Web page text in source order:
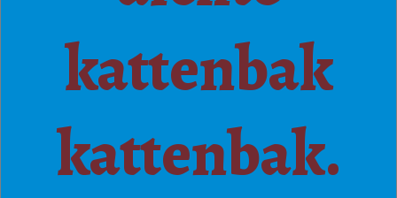
kattenbak
kattenbak.